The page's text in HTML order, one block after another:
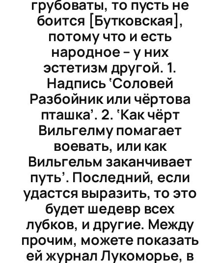
грубоваты, то пусть не
боится [Бутковская],
потому что и есть
народное – у них
эстетизм другой. 1.
Надпись ‘Соловей
Разбойник или чёртова
пташка’. 2. ‘Как чёрт
Вильгелму помагает
воевать, или как
Вильгельм заканчивает
путь’. Последний, если
удастся выразить, то это
будет шедевр всех
лубков, и другие. Между
прочим, можете показать
ей журналЛукоморье, в